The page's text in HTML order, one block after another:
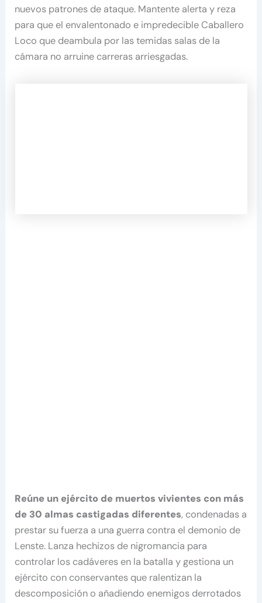
nuevos patrones de ataque. Mantente alerta y reza
para que el envalentonado e impredecible Caballero
Loco que deambula por las temidas salas de la
cámara no arruine carreras arriesgadas.
Reúne un ejército de muertos vivientes con más
de 30 almas castigadas diferentes, condenadas a
prestar su fuerza a una guerra contra el demonio de
Lenste. Lanza hechizos de nigromancia para
controlar los cadáveres en la batalla y gestiona un
ejército con conservantes que ralentizan la
descomposición o añadiendo enemigos derrotados